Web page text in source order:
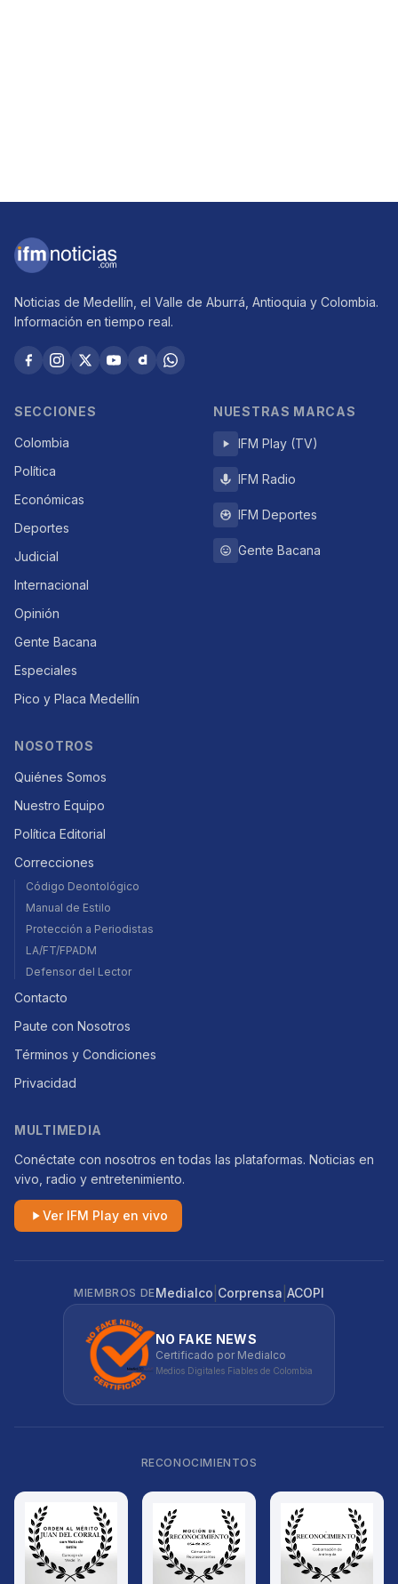
Noticias de Medellín, el Valle de Aburrá, Antioquia y Colombia.
Información en tiempo real.
SECCIONES
Colombia
Política
Económicas
Deportes
Judicial
Internacional
Opinión
Gente Bacana
Especiales
Pico y Placa Medellín
NUESTRAS MARCAS
IFM Play (TV)
IFM Radio
IFM Deportes
Gente Bacana
NOSOTROS
Quiénes Somos
Nuestro Equipo
Política Editorial
Correcciones
Código Deontológico
Manual de Estilo
Protección a Periodistas
LA/FT/FPADM
Defensor del Lector
Contacto
Paute con Nosotros
Términos y Condiciones
Privacidad
MULTIMEDIA
Conéctate con nosotros en todas las plataformas. Noticias en
vivo, radio y entretenimiento.
Ver IFM Play en vivo
MIEMBROS DEMedialco Corprensa ACOPI
NO FAKE NEWS
Certificado por Medialco
Medios Digitales Fiables de Colombia
RECONOCIMIENTOS